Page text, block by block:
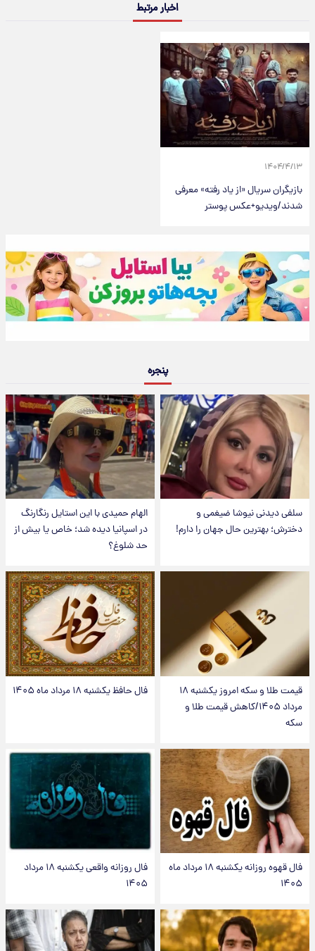
اخبار مرتبط
۱۴۰۴/۴/۱۳
بازیگران سریال «از یاد رفته» معرفی
شدند/ویدیو+عکس پوستر
پنجره
سلفی دیدنی نیوشا ضیغمی و
دخترش؛ بهترین حال جهان را دارم!
الهام حمیدی با این استایل رنگارنگ
در اسپانیا دیده شد؛ خاص یا بیش از
حد شلوغ؟
قیمت طلا و سکه امروز یکشنبه ۱۸
مرداد ۱۴۰۵/کاهش قیمت طلا و
سکه
فال حافظ یکشنبه ۱۸ مرداد ماه ۱۴۰۵
فال قهوه روزانه یکشنبه ۱۸ مرداد ماه
۱۴۰۵
فال روزانه واقعی یکشنبه ۱۸ مرداد
۱۴۰۵